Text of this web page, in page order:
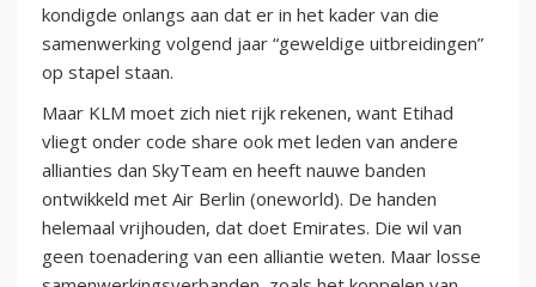
kondigde onlangs aan dat er in het kader van die
samenwerking volgend jaar “geweldige uitbreidingen”
op stapel staan.
Maar KLM moet zich niet rijk rekenen, want Etihad
vliegt onder code share ook met leden van andere
allianties dan SkyTeam en heeft nauwe banden
ontwikkeld met Air Berlin (oneworld). De handen
helemaal vrijhouden, dat doet Emirates. Die wil van
geen toenadering van een alliantie weten. Maar losse